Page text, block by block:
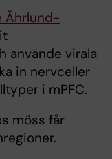
Ährlund-
använde virala
in nervceller
i mPFC.
möss får